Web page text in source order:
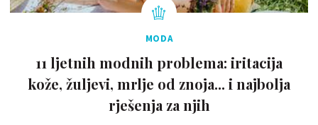
MODA
11 ljetnih modnih problema: iritacija
kože, žuljevi, mrlje od znoja... i najbolja
rješenja za njih